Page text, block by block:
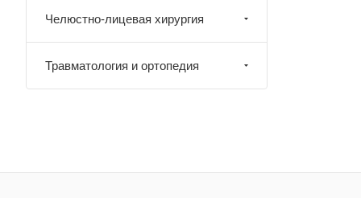
Челюстно-лицевая хирургия
Травматология и ортопедия